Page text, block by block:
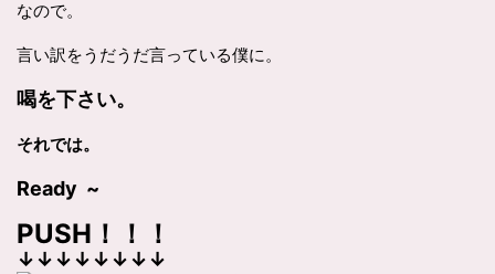
なので。
言い訳をうだうだ言っている僕に。
喝を下さい。
それでは。
Ready ~
PUSH！！！
↓↓↓↓↓↓↓↓